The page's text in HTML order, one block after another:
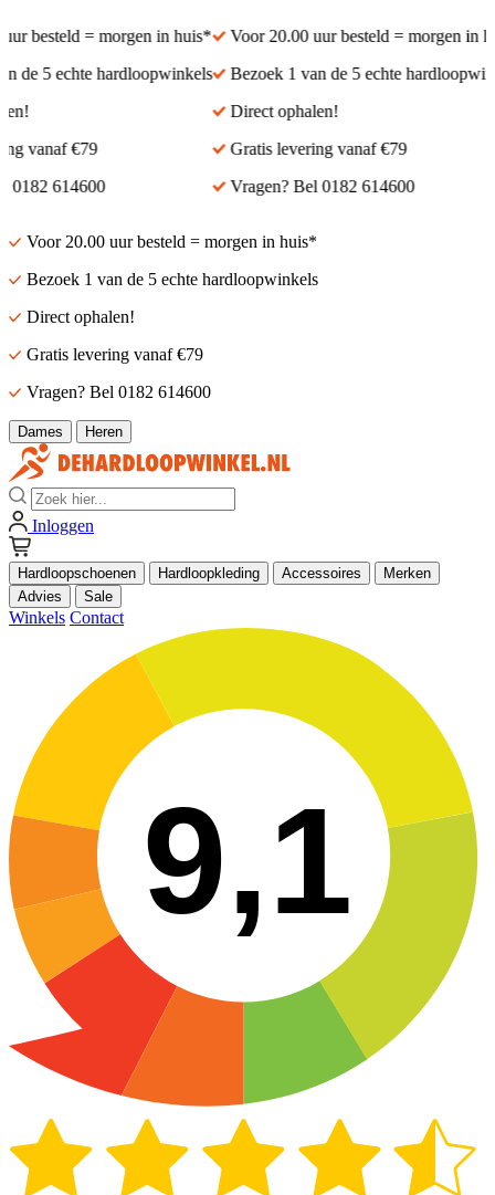
besteld = morgen in huis*
de 5 echte hardloopwinkels
vanaf €79
0182 614600
Voor 20.00 uur besteld = morgen in
Bezoek 1 van de 5 echte
Direct ophalen!
Gratis levering vanaf €79
Vragen? Bel 0182 614600
Voor 20.00 uur besteld = morgen in huis*
Bezoek 1 van de 5 echte hardloopwinkels
Direct ophalen!
Gratis levering vanaf €79
Vragen? Bel 0182 614600
Dames Heren
Zoek
Inloggen
Hardloopschoenen Hardloopkleding Accessoires
Merken
Advies
Sale
Winkels Contact
9,1